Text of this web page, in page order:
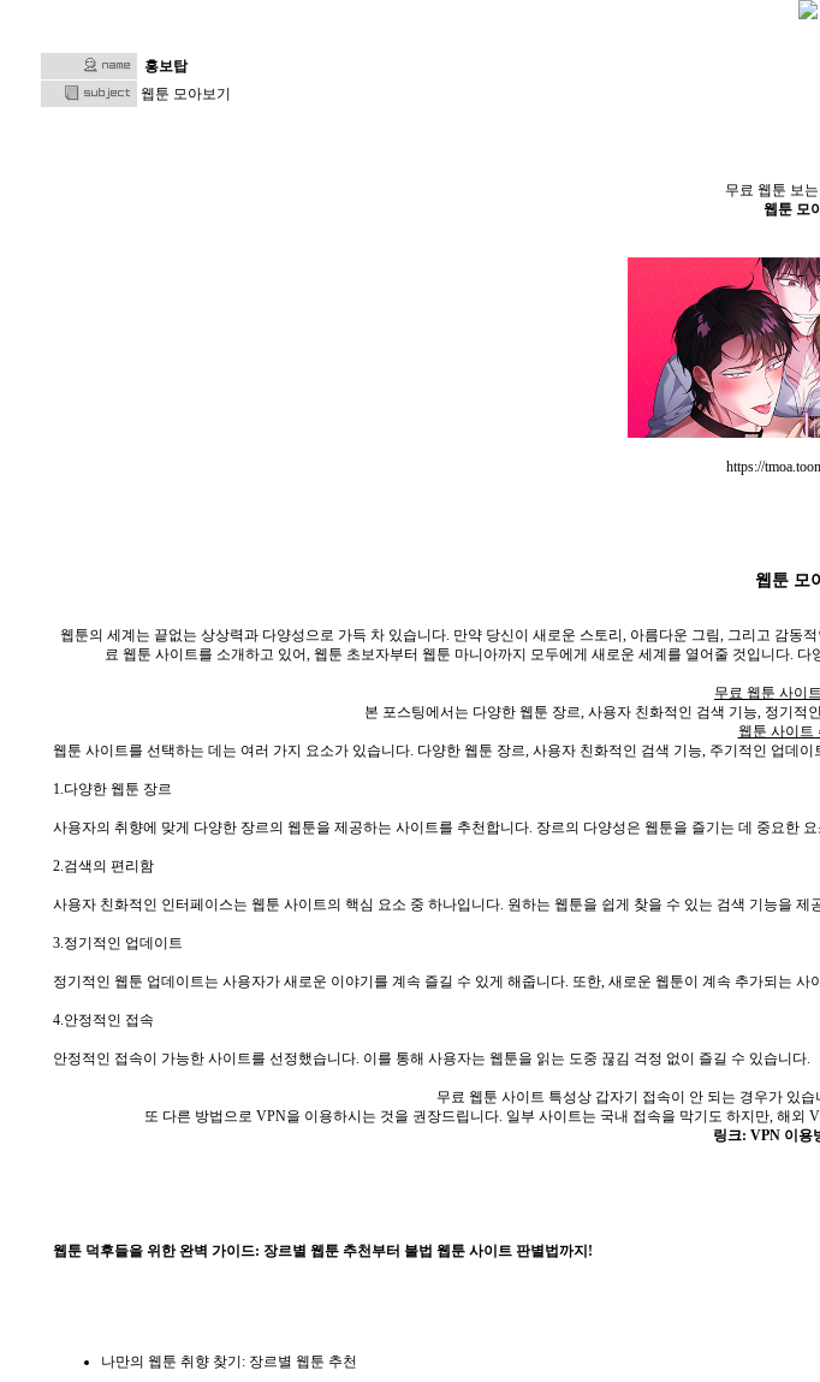
홍보탑
웹툰 모아보기
무료 웹툰 보
웹툰 모
https://
웹툰 모
웹툰의 세계는 끝없는 상상력과 다양성으로 가득 차 있습니다. 만약 당신이 새로운 스토리, 아름다운 그림, 그리고 감
료 웹툰 사이트를 소개하고 있어, 웹툰 초보자부터 웹툰 마니아까지 모두에게 새로운 세계를 열어줄 것입니다.
무료 웹툰 사이
본 포스팅에서는 다양한 웹툰 장르, 사용자 친화적인 검색 기능, 정기
웹툰 사이트
웹툰 사이트를 선택하는 데는 여러 가지 요소가 있습니다. 다양한 웹툰 장르, 사용자 친화적인 검색 기능, 주기적인 업데
1.다양한 웹툰 장르
사용자의 취향에 맞게 다양한 장르의 웹툰을 제공하는 사이트를 추천합니다. 장르의 다양성은 웹툰을 즐기는 데 중요한
2.검색의 편리함
사용자 친화적인 인터페이스는 웹툰 사이트의 핵심 요소 중 하나입니다. 원하는 웹툰을 쉽게 찾을 수 있는 검색 기능을 제
3.정기적인 업데이트
정기적인 웹툰 업데이트는 사용자가 새로운 이야기를 계속 즐길 수 있게 해줍니다. 또한, 새로운 웹툰이 계속 추가되는 사
4.안정적인 접속
안정적인 접속이 가능한 사이트를 선정했습니다. 이를 통해 사용자는 웹툰을 읽는 도중 끊김 걱정 없이 즐길 수 있습니다.
무료 웹툰 사이트 특성상 갑자기 접속이 안 되는 경우가 있
또 다른 방법으로 VPN을 이용하시는 것을 권장드립니다. 일부 사이트는 국내 접속을 막기도 하지만, 해
링크: VPN 이용
웹툰 덕후들을 위한 완벽 가이드: 장르별 웹툰 추천부터 불법 웹툰 사이트 판별법까지!
나만의 웹툰 취향 찾기: 장르별 웹툰 추천